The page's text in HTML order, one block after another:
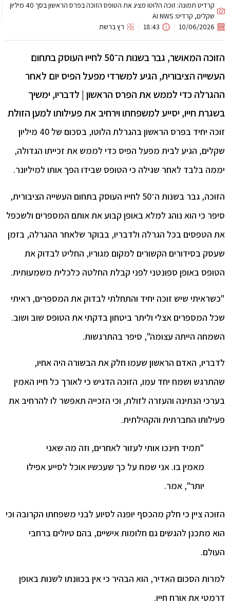
קרדיט תמונה: זוכה הלוטו מציג את הטופס הזוכה בפרס הראשון בסך 40 מיליון
שקלים, קרדיט: AI NWS
10/06/2026
18:43 רץ ברשת
הזוכה המאושר, גבר בשנות ה־50 לחייו העוסק בתחום
העשייה הציבורית, הגיע למשרדי מפעל הפיס יום לאחר
ההגרלה כדי לממש את הפרס הראשון | לדבריו, ימשיך
בשגרת חייו, יסייע למשפחתו וירחיב את פעילותו למען הזולת
זוכה יחיד בפרס הראשון בהגרלת הלוטו, בסכום של 40 מיליון
שקלים, הגיע לבית מפעל הפיס כדי לממש את זכייתו הגדולה,
יממה בלבד לאחר שגילה כי הטופס שבידו הפך אותו למיליונר.
הזוכה, גבר בשנות ה־50 לחייו העוסק בתחום העשייה הציבורית,
סיפר כי הוא נוהג למלא באופן קבוע את אותם המספרים ולשכפל
את הטפסים בכל הגרלה ולדבריו, בבוקר שלאחר ההגרלה, בזמן
שעסק בסידורים הקשורים למקום מגוריו, החליט לבדוק את
הטופס באופן ספונטני לפני קבלת החלטה כלכלית משמעותית.
"כשראיתי שיש זוכה יחיד והתחלתי לבדוק את המספרים, ראיתי
שכל המספרים אצלי וליתר ביטחון בדקתי את הטופס שוב ושוב.
השמחה הייתה עצומה", סיפר בהתרגשות.
לדבריו, האדם הראשון שעמו חלק את הבשורה היה אחיו,
שהתרגש ושמח יחד עמו, הזוכה הדגיש כי לאורך כל חייו האמין
בערכי הנתינה והעזרה לזולת, וכי הזכייה תאפשר לו להרחיב את
פעילותו החברתית והקהילתית.
"תמיד חינכו אותי לעזור לאחרים, וזה מה שאני
מאמין בו. אני שמח על כך שעכשיו אוכל לסייע אפילו
יותר", אמר.
הזוכה ציין כי חלק מהכסף יופנה לסיוע לבני משפחתו הקרובה וכי
הוא מתכנן להגשים גם חלומות אישיים, בהם טיולים ברחבי
העולם.
למרות הסכום האדיר, הוא הבהיר כי אין בכוונתו לשנות באופן
דרמטי את אורח חייו.